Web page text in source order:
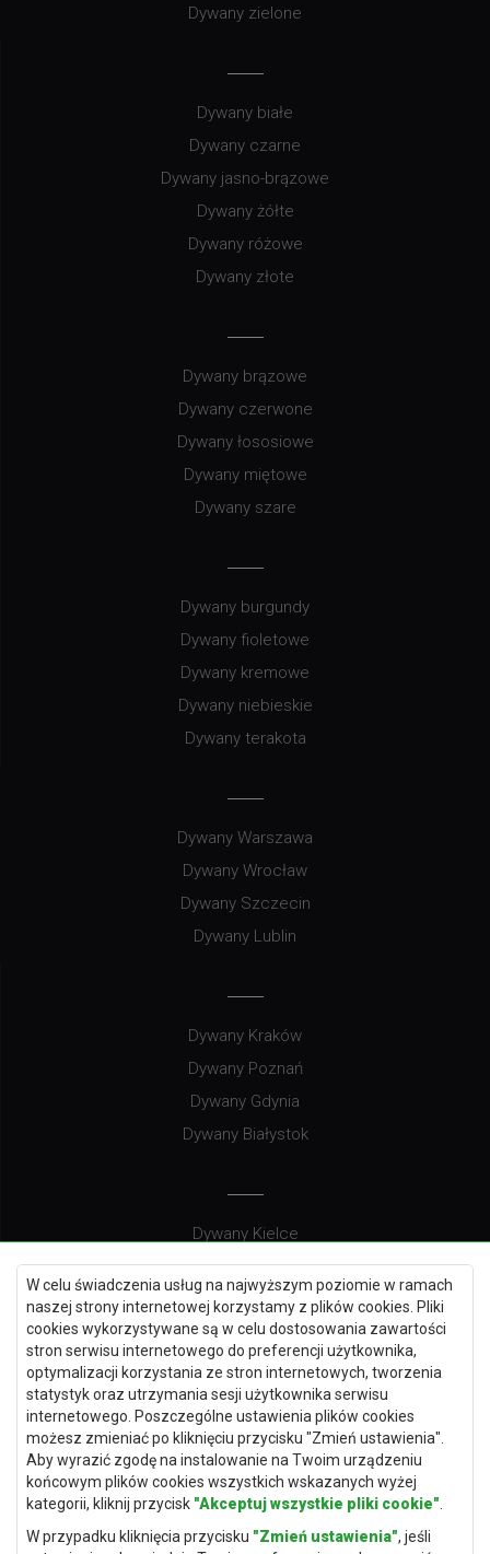
W celu świadczenia usług na najwyższym poziomie w ramach
naszej strony internetowej korzystamy z plików cookies. Pliki
cookies wykorzystywane są w celu dostosowania zawartości
stron serwisu internetowego do preferencji użytkownika,
optymalizacji korzystania ze stron internetowych, tworzenia
statystyk oraz utrzymania sesji użytkownika serwisu
internetowego. Poszczególne ustawienia plików cookies
możesz zmieniać po kliknięciu przycisku "Zmień ustawienia".
Aby wyrazić zgodę na instalowanie na Twoim urządzeniu
końcowym plików cookies wszystkich wskazanych wyżej
kategorii, kliknij przycisk "Akceptuj wszystkie pliki cookie"
W przypadku kliknięcia przycisku "Zmień ustawienia", jeśli
Dywany zielone
Dywany białe
Dywany czarne
Dywany jasno-brązowe
Dywany żółte
Dywany różowe
Dywany złote
Dywany brązowe
Dywany czerwone
Dywany łososiowe
Dywany miętowe
Dywany szare
Dywany burgundy
Dywany fioletowe
Dywany kremowe
Dywany niebieskie
Dywany terakota
Dywany Warszawa
Dywany Wrocław
Dywany Szczecin
Dywany Lublin
Dywany Kraków
Dywany Poznań
Dywany Gdynia
Dywany Białystok
Dywany Kielce
Dywany Gdańsk
Dywany Toruń
Dywany Bydgoszcz
Dywany Łódź
Dywany Katowice
Dywany Rzeszów
Dywany Częstochowa